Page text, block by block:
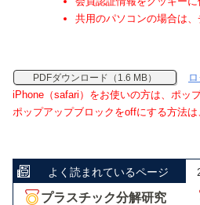
共用のパソコンの場合は
PDFダウンロード（1.6 MB）
iPhone（safari）をお使いの方は、ポッ
ポップアップブロックをoffにする方法は
よく読まれているページ
プラスチック分解研究